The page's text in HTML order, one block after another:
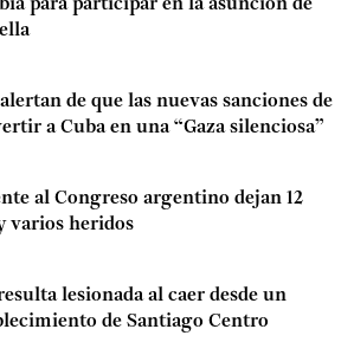
para participar en la asunción de
de que las nuevas sanciones de
a Cuba en una “Gaza silenciosa”
al Congreso argentino dejan 12
varios heridos
lesionada al caer desde un
de Santiago Centro